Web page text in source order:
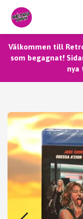
Välkommen till
som begagnat!
nya